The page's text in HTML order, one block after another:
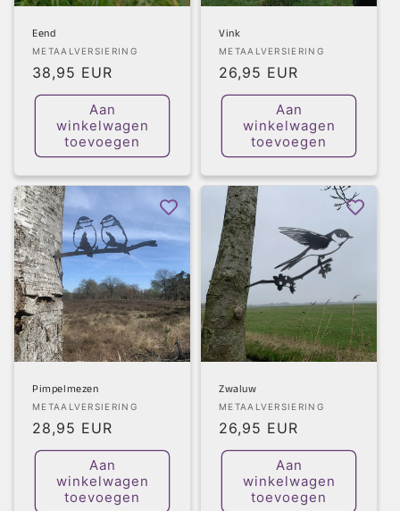
Eend
Verkoper:
METAALVERSIERING
Normale
prijs
38,95 EUR
Aan
winkelwagen
toevoegen
Vink
Verkoper:
METAALVERSIERING
Normale
prijs
26,95 EUR
Aan
winkelwagen
toevoegen
Pimpelmezen
Verkoper:
METAALVERSIERING
Normale
prijs
28,95 EUR
Aan
winkelwagen
toevoegen
Zwaluw
Verkoper:
METAALVERSIERING
Normale
prijs
26,95 EUR
Aan
winkelwagen
toevoegen